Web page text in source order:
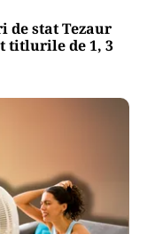
stat Tezaur
titlurile de 1, 3